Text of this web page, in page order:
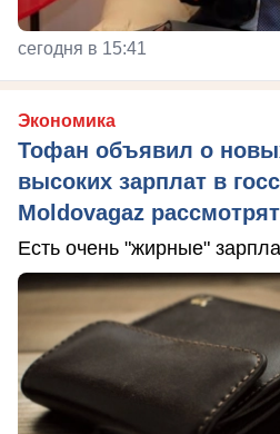
сегодня в 15:41
Экономика
Тофан объявил о
высоких зарплат в
Moldovagaz
Есть очень "жирные"